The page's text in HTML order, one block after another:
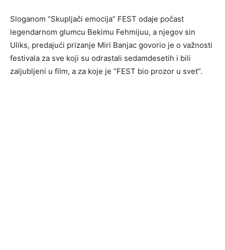
Sloganom “Skupljači emocija” FEST odaje počast
legendarnom glumcu Bekimu Fehmijuu, a njegov sin
Uliks, predajući prizanje Miri Banjac govorio je o važnosti
festivala za sve koji su odrastali sedamdesetih i bili
zaljubljeni u film, a za koje je “FEST bio prozor u svet”.